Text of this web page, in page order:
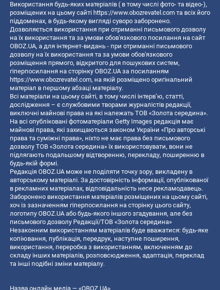
Використання будь-яких матеріалів ( в тому числі фото- та відео-),
розміщених на цьому сайті https://www.obozrevatel.com та всіх його
піддоменах, в будь-якому вигляді суворо заборонено.
Дозволяється використання при отриманні письмового дозволу
на їх використання та за умови обов'язкового посилання на сайт
OBOZ.UA, а для інтернет-видань - при отриманні письмового
дозволу на їх використання та за умови обов'язкового
розміщення прямого, відкритого для пошукових систем,
гіперпосилання на сторінку OBOZ.UA за посиланням
https://www.obozrevatel.com, на якій розміщено оригінальний
матеріал в першому абзаці матеріалу.
Всі матеріали на цьому сайті, в тому числі інтерв’ю, статті,
дослідження – є службовими творами журналістів редакції,
виключні майнові права на які належать ТОВ «Золота середина».
На всі опубліковані фотоматеріали Getty Images редакція має
майнові права, які захищаються законом України «Про авторські
права та суміжні права», ніхто не має права без письмового
дозволу ТОВ «Золота середина» їх використовувати, вони не
підлягають подальшому відтворенню, перекладу, поширенню в
будь-якій формі.
Редакція OBOZ.UA може не поділяти точку зору, викладену в
авторському матеріалі. За достовірність інформації, опублікованої
в рекламних матеріалах, відповідальність несе рекламодавець.
Заборонено використання матеріалів розміщених на цьому сайті,
хоч із зазначенням гіперпосилання на сторінку цього сайту,
логотипу OBOZ.UA або будь-якого іншого згадування, але без
письмового дозволу Редакції/ТОВ «Золота середина»
Незаконним використанням матеріалів буде вважатися: будь-яке
копiювання, публiкацiя, передрук, наступне поширення,
використання, переробка з використанням, включенням до
складу інших матеріалів, розповсюдження, адаптація, переклад
та інші подібні зміни матеріалу.
Назва онлайн медіа — «OBOZ.UA»